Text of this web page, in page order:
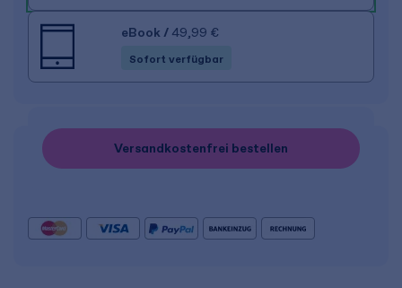
eBook / 49,99 €
Sofort verfügbar
Versandkostenfrei bestellen